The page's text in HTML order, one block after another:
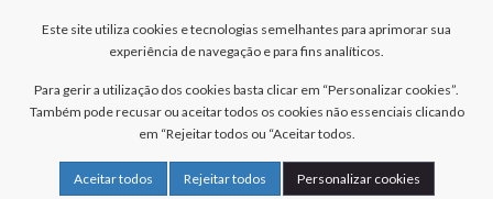
Reclamações
41047123
Este site utiliza cookies e tecnologias semelhantes para aprimorar sua
experiência de navegação e para fins analíticos.
Para gerir a utilização dos cookies basta clicar em “Personalizar cookies”.
Também pode recusar ou aceitar todos os cookies não essenciais clicando
em “Rejeitar todos ou “Aceitar todos.
Aceitar todos Rejeitar todos Personalizar cookies